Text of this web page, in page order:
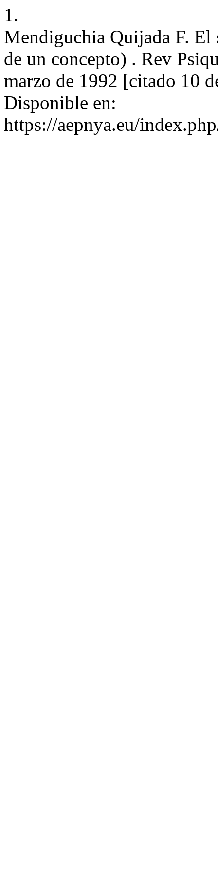
1.
Mendiguchia Quijada F. El
de un concepto) . Rev
marzo de 1992 [citado 10
Disponible en:
https://aepnya.eu/